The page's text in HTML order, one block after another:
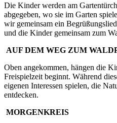
Die Kinder werden am
abgegeben, wo sie im Garten
wir gemeinsam ein
und die Kinder gemeinsam zum
AUF DEM WEG ZUM
Oben angekommen, hängen die
Freispielzeit beginnt. Während
eigenen Interessen spielen, die
entdecken.
MORGENKREIS